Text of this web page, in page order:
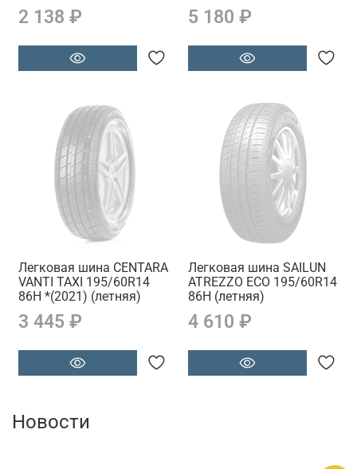
2 138 ₽ 5 180 ₽
Легковая шина CENTARA
VANTI TAXI 195/60R14
86H *(2021) (летняя)
3 445 ₽
Легковая шина SAILUN
ATREZZO ECO 195/60R14
86H (летняя)
4 610 ₽
Новости